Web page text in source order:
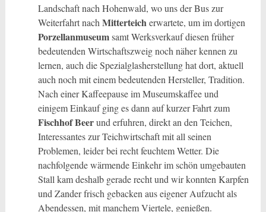
Landschaft nach Hohenwald, wo uns der Bus zur
Weiterfahrt nach Mitterteicherwartete, um im dortigen
Porzellanmuseumsamt Werksverkauf diesen früher
bedeutenden Wirtschaftszweig noch näher kennen zu
lernen, auch die Spezialglasherstellung hat dort, aktuell
auch noch mit einem bedeutenden Hersteller, Tradition.
Nach einer Kaffeepause im Museumskaffee und
einigem Einkauf ging es dann auf kurzer Fahrt zum
Fischhof Beerund erfuhren, direkt an den Teichen,
Interessantes zur Teichwirtschaft mit all seinen
Problemen, leider bei recht feuchtem Wetter. Die
nachfolgende wärmende Einkehr im schön umgebauten
Stall kam deshalb gerade recht und wir konnten Karpfen
und Zander frisch gebacken aus eigener Aufzucht als
Abendessen, mit manchem Viertele, genießen.